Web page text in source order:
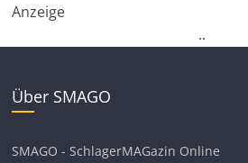
Anzeige
..
Über SMAGO
SMAGO - SchlagerMAGazin Online